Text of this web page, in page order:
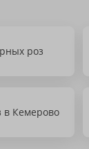
роз
в Кемерово